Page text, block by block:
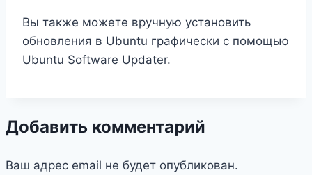
Вы также можете вручную установить
обновления в Ubuntu графически с помощью
Ubuntu Software Updater.
Добавить комментарий
Ваш адрес email не будет опубликован.